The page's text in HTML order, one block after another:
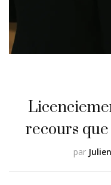
recours
par Julien